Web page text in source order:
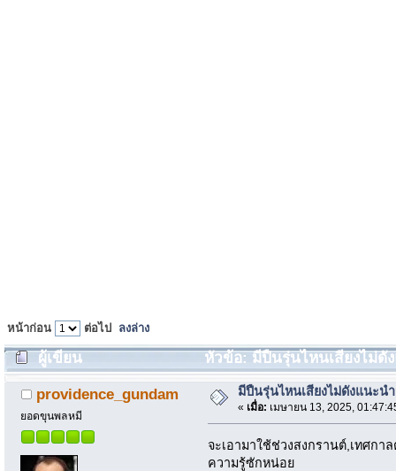
หน้าก่อน ต่อไป ลงล่าง
ผู้เขียน หัวข้อ: มีปืนรุ่นไหนเสียงไม่ดั
providence_gundam
ยอดขุนพลหมี
มีปืนรุ่นไหนเสียงไม่ดังแนะน
« เมื่อ: เมษายน 13, 2025,
จะเอามาใช้ช่วงสงกรานต์,เทศกา
ความรู้ซักหน่อย